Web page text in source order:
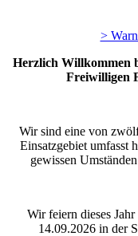
>
Herzlich Willkommen
Freiwilligen
Wir sind eine von
Einsatzgebiet umfasst
gewissen
Wir feiern dieses
14.09.2026 in der